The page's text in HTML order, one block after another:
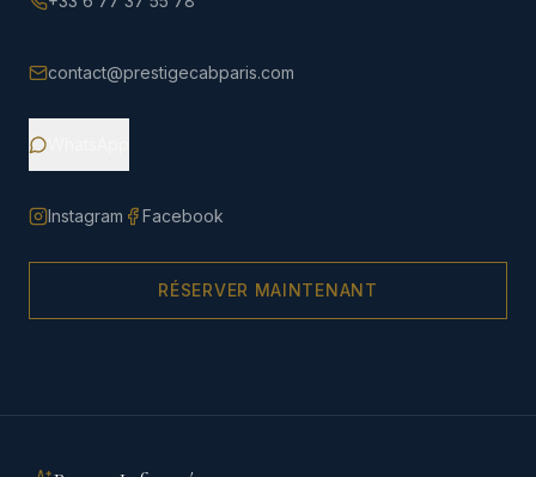
contact@prestigecabparis.com
Instagram Facebook
RÉSERVER MAINTENANT